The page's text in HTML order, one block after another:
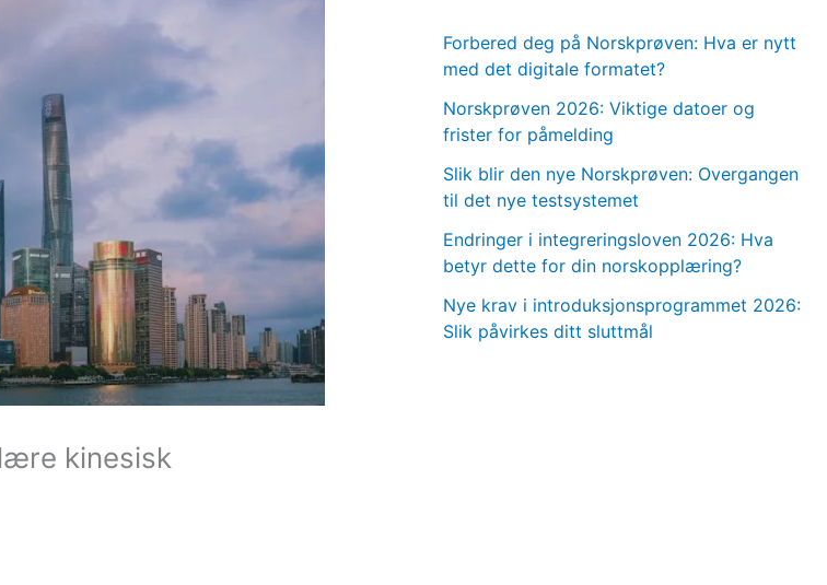
kinesisk
Forbered deg på Norskprøven: Hva er nytt
med det digitale formatet?
Norskprøven 2026: Viktige datoer og
frister for påmelding
Slik blir den nye Norskprøven: Overgangen
til det nye testsystemet
Endringer i integreringsloven 2026: Hva
betyr dette for din norskopplæring?
Nye krav i introduksjonsprogrammet 2026:
Slik påvirkes ditt sluttmål